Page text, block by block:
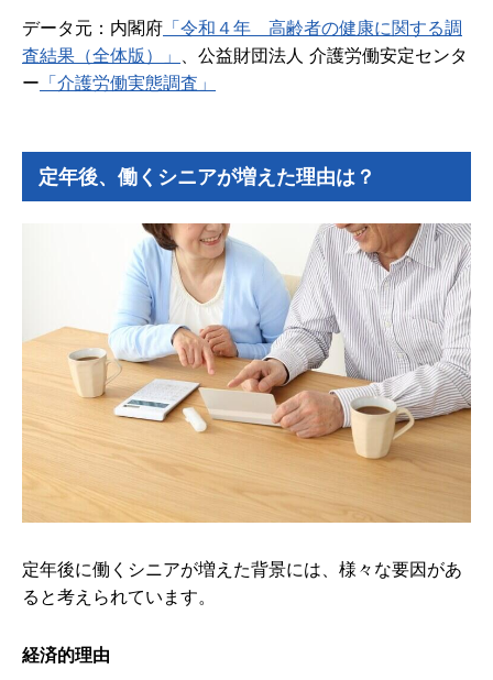
データ元：内閣府 「令和４年 高齢者の健康に関する調
査結果（全体版）」
、公益財団法人 介護労働安定センタ
ー 「介護労働実態調査」
定年後、働くシニアが増えた理由は？
定年後に働くシニアが増えた背景には、様々な要因があ
ると考えられています。
経済的理由